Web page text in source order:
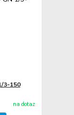
3-150
na dotaz